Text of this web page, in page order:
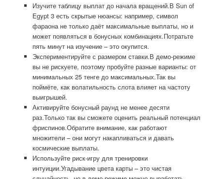
Изучите таблицу выплат до начала вращений.В Sun of
Egypt 3 есть скрытые нюансы: например, символ
фараона не только даёт максимальные выплаты, но и
может появляться в бонусных комбинациях.Потратьте
пять минут на изучение – это окупится.
Экспериментируйте с размером ставки.В демо-режиме
вы не рискуете, поэтому пробуйте разные варианты: от
минимальных 25 тенге до максимальных.Так вы
поймёте, как волатильность слота влияет на частоту
выигрышей.
Активируйте бонусный раунд не менее десяти
раз.Только так вы сможете оценить реальный потенциал
фриспинов.Обратите внимание, как работают
множители – они могут накапливаться и давать
космические выплаты.
Используйте риск-игру для тренировки
интуиции.Угадывание цвета карты – это чистая